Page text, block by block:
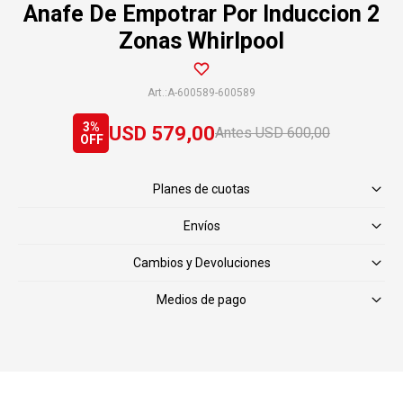
Anafe De Empotrar Por Induccion 2
Zonas Whirlpool
A-600589-600589
USD 579,00 USD 600,00
3
Planes de cuotas
Envíos
Cambios y Devoluciones
Medios de pago